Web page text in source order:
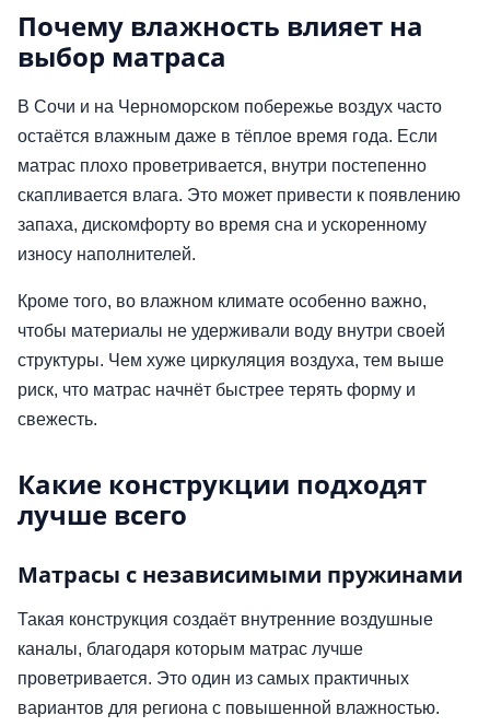
Почему влажность влияет на
выбор матраса
В Сочи и на Черноморском побережье воздух часто
остаётся влажным даже в тёплое время года. Если
матрас плохо проветривается, внутри постепенно
скапливается влага. Это может привести к появлению
запаха, дискомфорту во время сна и ускоренному
износу наполнителей.
Кроме того, во влажном климате особенно важно,
чтобы материалы не удерживали воду внутри своей
структуры. Чем хуже циркуляция воздуха, тем выше
риск, что матрас начнёт быстрее терять форму и
свежесть.
Какие конструкции подходят
лучше всего
Матрасы с независимыми пружинами
Такая конструкция создаёт внутренние воздушные
каналы, благодаря которым матрас лучше
проветривается. Это один из самых практичных
вариантов для региона с повышенной влажностью.